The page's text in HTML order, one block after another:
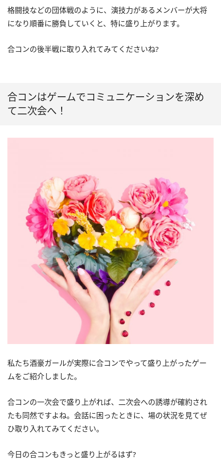
格闘技などの団体戦のように、演技力があるメンバーが大将
になり順番に勝負していくと、特に盛り上がります。
合コンの後半戦に取り入れてみてくださいね?
合コンはゲームでコミュニケーションを深め
て二次会へ！
私たち酒豪ガールが実際に合コンでやって盛り上がったゲー
ムをご紹介しました。
合コンの一次会で盛り上がれば、二次会への誘導が確約され
たも同然ですよね。会話に困ったときに、場の状況を見てぜ
ひ取り入れてみてください。
今日の合コンもきっと盛り上がるはず?